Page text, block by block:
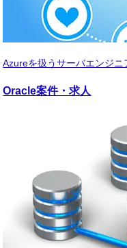
Azureを扱うサーバエンジニ
Oracle案件・求人